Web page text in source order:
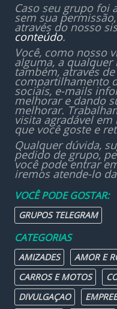
Caso seu grupo foi
sem sua
através do nosso
conteúdo.
Você, como nosso
alguma, a
também, através
compartilhamento
sociais, e-mails
melhorar e dando
melhorar.
visita agradável
que você goste e
Qualquer dúvida,
pedido de grupo,
você pode entrar
iremos atende-lo
VOCÊ PODE GOSTAR:
GRUPOS TELEGRAM
CATEGORIAS
AMIZADES AMOR E
CARROS E MOTOS
DIVULGAÇAO